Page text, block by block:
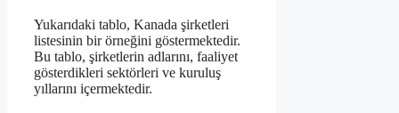
Yukarıdaki tablo, Kanada şirketleri
listesinin bir örneğini göstermektedir.
Bu tablo, şirketlerin adlarını, faaliyet
gösterdikleri sektörleri ve kuruluş
yıllarını içermektedir.